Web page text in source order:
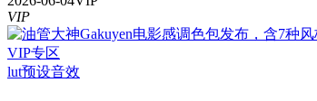
VIP
VIP专区
lut预设音效